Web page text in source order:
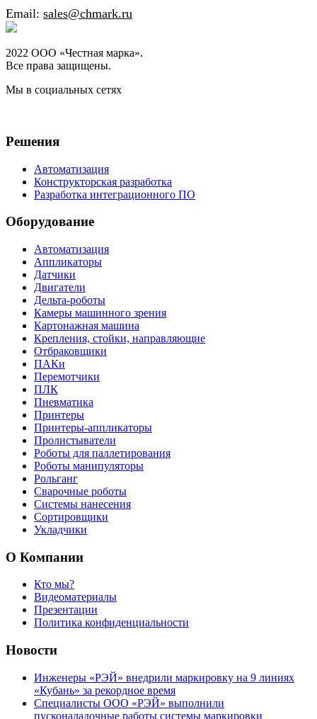
Email: sales@chmark.ru
2022 ООО «Честная марка».
Все права защищены.
Мы в социальных сетях
Решения
Автоматизация
Конструкторская разработка
Разработка интеграционного ПО
Оборудование
Автоматизация
Аппликаторы
Датчики
Двигатели
Дельта-роботы
Камеры машинного зрения
Картонажная машина
Крепления, стойки, направляющие
Отбраковщики
ПАКи
Перемотчики
ПЛК
Пневматика
Принтеры
Принтеры-аппликаторы
Пролистыватели
Роботы для паллетирования
Роботы манипуляторы
Рольганг
Сварочные роботы
Системы нанесения
Сортировщики
Укладчики
О Компании
Кто мы?
Видеоматериалы
Презентации
Политика конфиденциальности
Новости
Инженеры «РЭЙ» внедрили маркировку на 9 линиях
«Кубань» за рекордное время
Специалисты ООО «РЭЙ» выполнили
пусконаладочные работы системы маркировки